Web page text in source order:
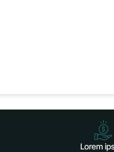
Lorem